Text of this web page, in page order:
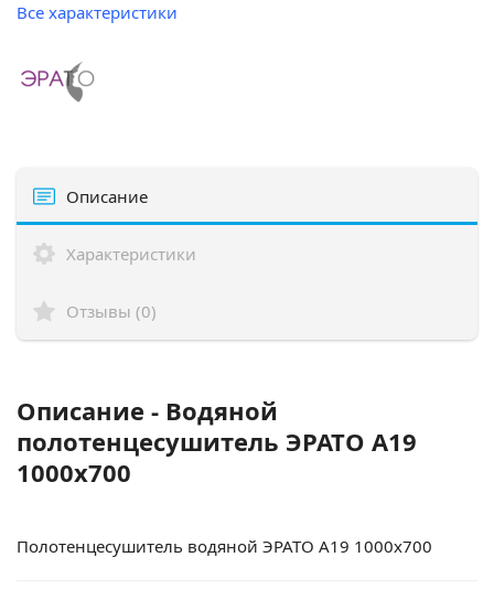
Все характеристики
Описание
Характеристики
Отзывы (0)
Описание - Водяной
полотенцесушитель ЭРАТО А19
1000x700
Полотенцесушитель водяной ЭРАТО А19 1000x700